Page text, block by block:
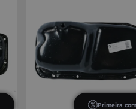
Primeira